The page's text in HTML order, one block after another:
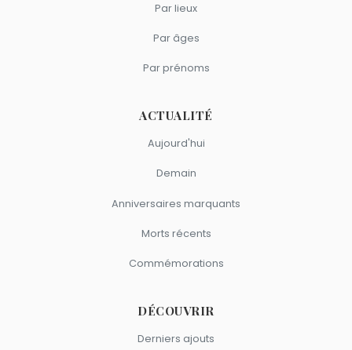
Par lieux
Par âges
Par prénoms
ACTUALITÉ
Aujourd'hui
Demain
Anniversaires marquants
Morts récents
Commémorations
DÉCOUVRIR
Derniers ajouts